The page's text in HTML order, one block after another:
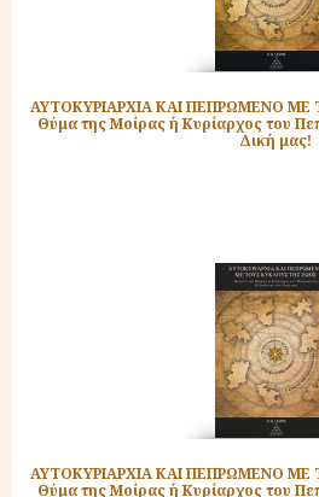
ΑΥΤΟΚΥΡΙΑΡΧΙΑ ΚΑΙ ΠΕΠΡΩΜΕΝΟ
Θύμα της Μοίρας ή Κυρίαρχος του
Δική μας!
ΑΥΤΟΚΥΡΙΑΡΧΙΑ ΚΑΙ ΠΕΠΡΩΜΕΝΟ
Θύμα της Μοίρας ή Κυρίαρχος του